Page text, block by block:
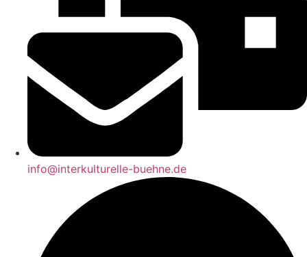
info@interkulturelle-buehne.de